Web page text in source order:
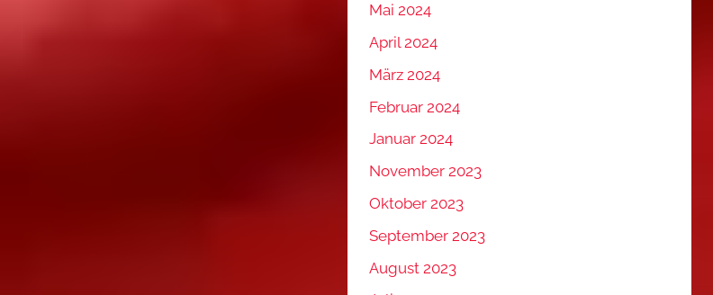
Mai 2024
April 2024
März 2024
Februar 2024
Januar 2024
November 2023
Oktober 2023
September 2023
August 2023